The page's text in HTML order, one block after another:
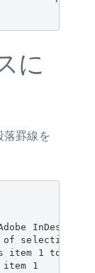
に
落罫線を
InDesign
selection
item 1 to {p1,
1